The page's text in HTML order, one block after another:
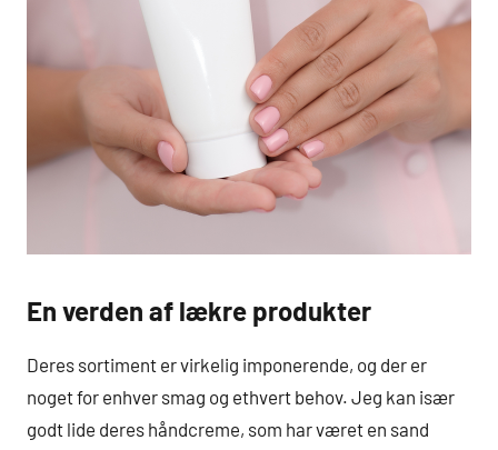
En verden af lækre produkter
Deres sortiment er virkelig imponerende, og der er
noget for enhver smag og ethvert behov. Jeg kan især
godt lide deres håndcreme, som har været en sand